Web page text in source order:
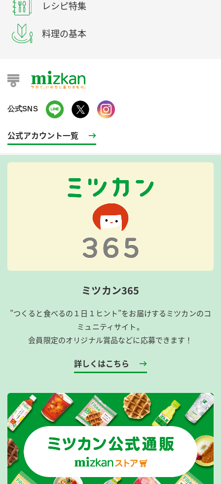
レシピ特集
料理の基本
公式SNS
公式アカウント一覧
ミツカン365
”つくると食べるの１日１ヒント”をお届けするミツカンのコ
ミュニティサイト。
会員限定のオリジナル賞品などに応募できます！
詳しくはこちら